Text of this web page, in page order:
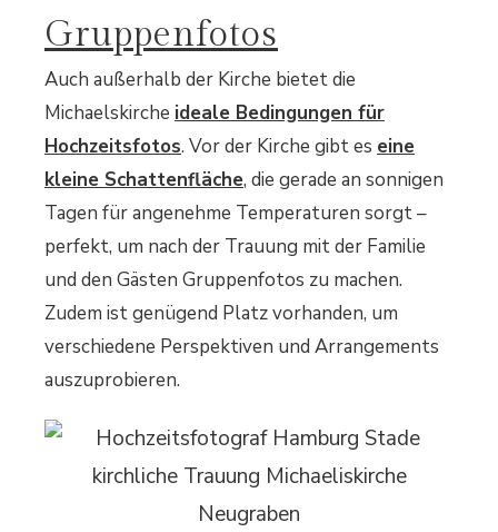
Gruppenfotos
Auch außerhalb der Kirche bietet die
Michaelskirche ideale Bedingungen für
Hochzeitsfotos. Vor der Kirche gibt es eine
kleine Schattenfläche, die gerade an sonnigen
Tagen für angenehme Temperaturen sorgt –
perfekt, um nach der Trauung mit der Familie
und den Gästen Gruppenfotos zu machen.
Zudem ist genügend Platz vorhanden, um
verschiedene Perspektiven und Arrangements
auszuprobieren.